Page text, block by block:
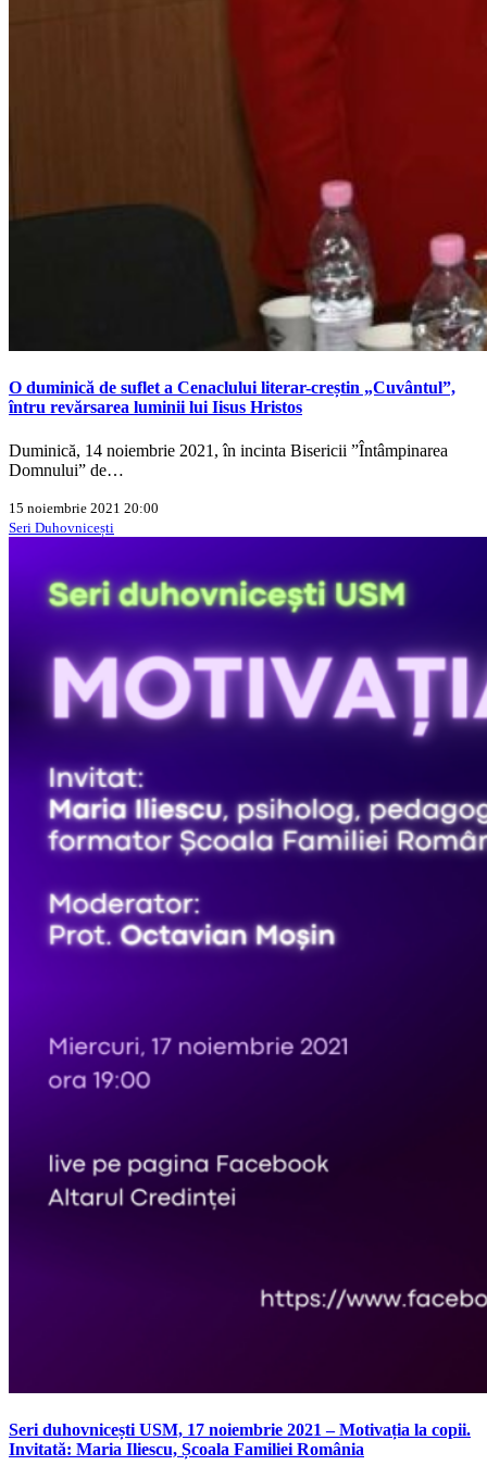
O duminică de suflet a Cenaclului literar-creștin „Cuvântul”,
întru revărsarea luminii lui Iisus Hristos
Duminică, 14 noiembrie 2021, în incinta Bisericii ”Întâmpinarea
Domnului” de…
15 noiembrie 2021 20:00
Seri Duhovnicești
Seri duhovnicești USM, 17 noiembrie 2021 – Motivația la copii.
Invitată: Maria Iliescu, Școala Familiei România